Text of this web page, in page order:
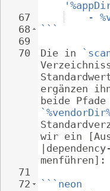
67
68
69
70
71
72
-
```
Die in
ergänzen
beide Pfade
wir ein
menführen]:
```neon